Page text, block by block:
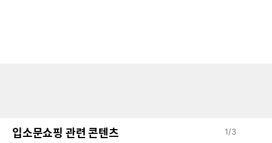
입소문쇼핑 관련 콘텐츠 1/3